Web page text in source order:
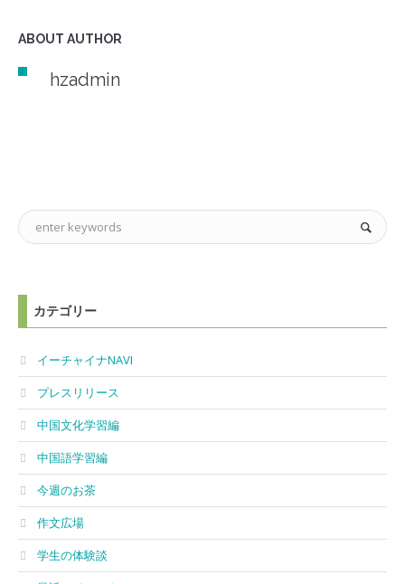
ABOUT AUTHOR
hzadmin
カテゴリー
イーチャイナNAVI
プレスリリース
中国文化学習編
中国語学習編
今週のお茶
作文広場
学生の体験談